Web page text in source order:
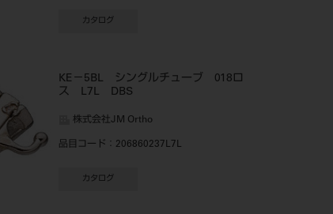
カタログ
KE－5BL シングルチューブ 018ロ
ス L7L DBS
株式会社JM Ortho
品目コード ：206860237L7L
カタログ